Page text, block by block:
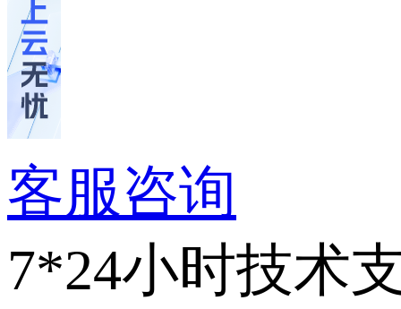
客服咨询
7*24小时技术